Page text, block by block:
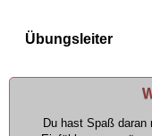
Übungsleiter
Du hast Spaß